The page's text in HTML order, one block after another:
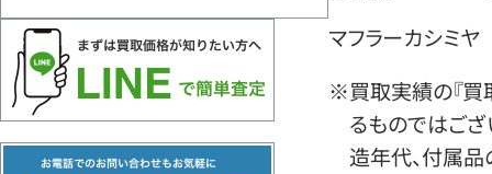
マフラーカシミヤ
※買取実績の『買
るものではござ
造年代、付属品